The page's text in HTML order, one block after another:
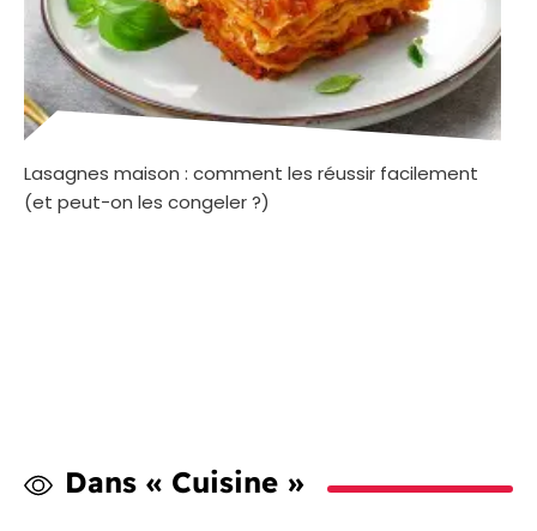
Lasagnes maison : comment les réussir facilement
(et peut-on les congeler ?)
Dans « Cuisine »